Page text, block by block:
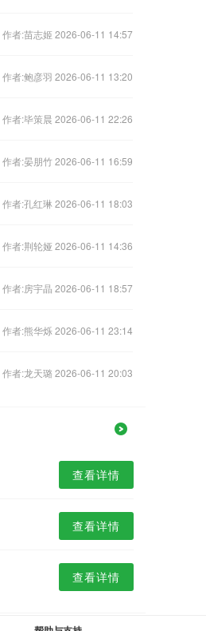
作者:苗志姬 2026-06-11 14:57
作者:鲍彦羽 2026-06-11 13:20
作者:毕策晨 2026-06-11 22:26
作者:晏朋竹 2026-06-11 16:59
作者:孔红琳 2026-06-11 18:03
作者:荆轮娅 2026-06-11 14:36
作者:房宇晶 2026-06-11 18:57
作者:熊华烁 2026-06-11 23:14
作者:龙天璐 2026-06-11 20:03
查看详情
查看详情
查看详情